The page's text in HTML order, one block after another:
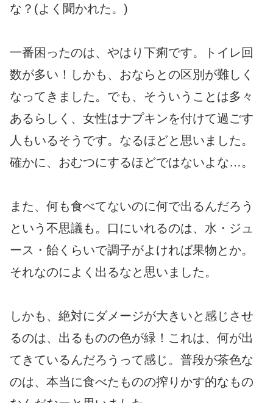
な？(よく聞かれた。)
一番困ったのは、やはり下痢です。トイレ回
数が多い！しかも、おならとの区別が難しく
なってきました。でも、そういうことは多々
あるらしく、女性はナプキンを付けて過ごす
人もいるそうです。なるほどと思いました。
確かに、おむつにするほどではないよな…。
また、何も食べてないのに何で出るんだろう
という不思議も。口にいれるのは、水・ジュ
ース・飴くらいで調子がよければ果物とか。
それなのによく出るなと思いました。
しかも、絶対にダメージが大きいと感じさせ
るのは、出るものの色が緑！これは、何が出
てきているんだろうって感じ。普段が茶色な
のは、本当に食べたものの搾りかす的なもの